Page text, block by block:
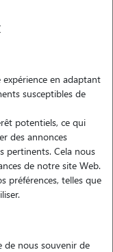
en adaptant
susceptibles de
potentiels, ce qui
des annonces
pertinents. Cela nous
de notre site Web.
préférences, telles que
de nous souvenir de